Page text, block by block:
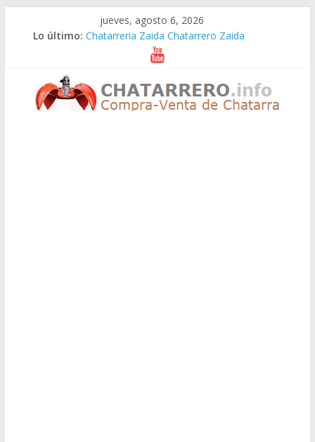
jueves, agosto 6, 2026
Lo último: Chatarreria Zaida Chatarrero Zaida
Chatarreria Vistabella Chatarrero Vistabella
Chatarreria Vilueña Chatarrero Vilueña
Chatarreria Zuera Chatarrero Zuera
Chatarreria Zaragoza Chatarrero Zaragoza